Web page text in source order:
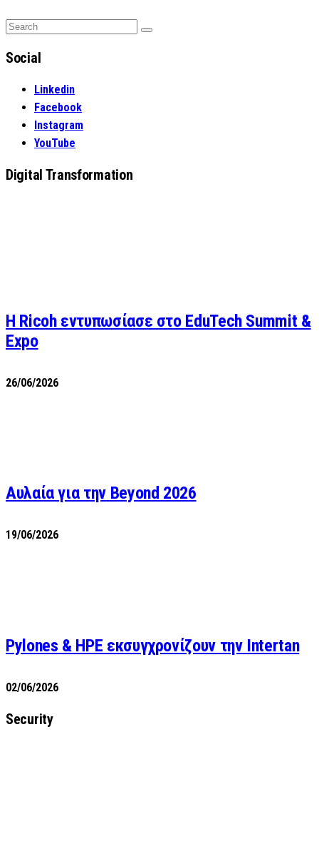
Search
Search
Social
Linkedin
Facebook
Instagram
YouTube
Digital Transformation
Η Ricoh εντυπωσίασε στο EduTech Summit &
Expo
26/06/2026
Αυλαία για την Beyond 2026
19/06/2026
Pylones & HPE εκσυγχρονίζουν την Intertan
02/06/2026
Security